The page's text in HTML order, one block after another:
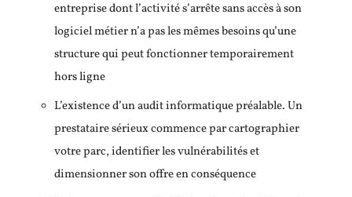
entreprise dont l’activité s’arrête sans accès à son
logiciel métier n’a pas les mêmes besoins qu’une
structure qui peut fonctionner temporairement
hors ligne
L’existence d’un audit informatique préalable. Un
prestataire sérieux commence par cartographier
votre parc, identifier les vulnérabilités et
dimensionner son offre en conséquence